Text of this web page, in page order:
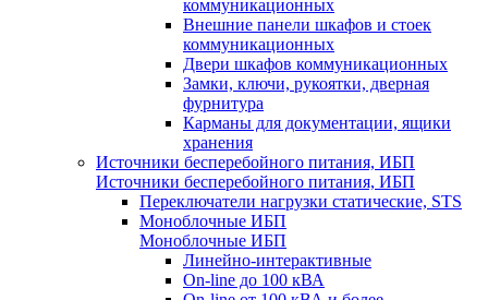
коммуникационных
Внешние панели шкафов и стоек
коммуникационных
Двери шкафов коммуникационных
Замки, ключи, рукоятки, дверная
фурнитура
Карманы для документации, ящики
хранения
Источники бесперебойного питания, ИБП
Источники бесперебойного питания, ИБП
Переключатели нагрузки статические, STS
Моноблочные ИБП
Моноблочные ИБП
Линейно-интерактивные
On-line до 100 кВА